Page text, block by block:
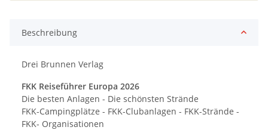
Beschreibung
Drei Brunnen Verlag
FKK Reiseführer Europa 2026
Die besten Anlagen - Die schönsten Strände
FKK-Campingplätze - FKK-Clubanlagen - FKK-Strände -
FKK- Organisationen